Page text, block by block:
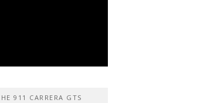
911 CARRERA GTS